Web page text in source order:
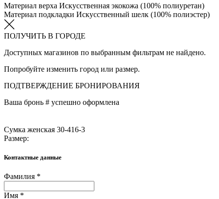
Материал верха Искусственная экокожа (100% полиуретан)
Материал подкладки Искусственный шелк (100% полиэстер)
ПОЛУЧИТЬ В ГОРОДЕ
Доступных магазинов по выбранным фильтрам не найдено.
Попробуйте изменить город или размер.
ПОДТВЕРЖДЕНИЕ БРОНИРОВАНИЯ
Ваша бронь # успешно оформлена
Сумка женская 30-416-3
Размер:
Контактные данные
Фамилия *
Имя *